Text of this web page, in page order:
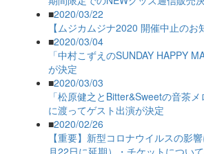
■2020/03/22
【ムジカムジナ2020 開催中止のお
■2020/03/04
「中村こずえのSUNDAY HAPPY
が決定
■2020/03/03
「松原健之とBitter&Sweetの音茶
に渡ってゲスト出演が決定
■2020/02/26
【重要】新型コロナウイルスの影
月22日に延期）・チケットについ